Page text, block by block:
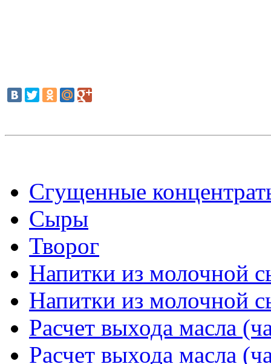
Сгущенные
Сыры
Творог
Напитки из молочной
Напитки из молочной
Расчет выхода масла
Расчет выхода масла